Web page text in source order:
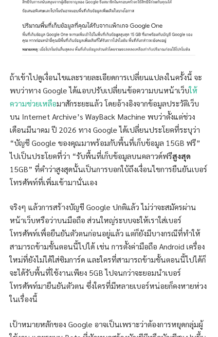
ถ้าเข้าไปดูเงื่อนไขและรายละเอียดการเปลี่ยนแปลงในครั้งนี้ จะ
พบว่าทาง Google ได้แอบปรับเปลี่ยนข้อความบนหน้าเว็บให้
ความช่วยเหลือมาสักระยะแล้ว โดยอ้างอิงจากข้อมูลประวัติเว็บ
บน Internet Archive’s WayBack Machine พบว่าตั้งแต่ช่วง
เดือนมีนาคม ปี 2026 ทาง Google ได้เปลี่ยนประโยคที่ระบุว่า
“บัญชี Google ของคุณมาพร้อมกับพื้นที่เก็บข้อมูล 15GB ฟรี”
ไปเป็นประโยคที่ว่า “รับพื้นที่เก็บข้อมูลบนคลาวด์ฟรีสูงสุด
15GB” ที่คำว่าสูงสุดนั้นเป็นการบอกใบ้ถึงเงื่อนไขการยืนยันเบอร์
โทรศัพท์ที่เพิ่มเข้ามานั่นเอง
จริงๆ แล้วการสร้างบัญชี Google ปกติแล้ว ไม่ว่าจะสมัครผ่าน
หน้าเว็บหรือว่าบนมือถือ ส่วนใหญ่ระบบจะให้เราใส่เบอร์
โทรศัพท์เพื่อยืนยันตัวตนก่อนอยู่แล้ว แต่ก็ยังมีบางกรณีที่ทำให้
สามารถข้ามขั้นตอนนี้ไปได้ เช่น การตั้งค่ามือถือ Android เครื่อง
ใหม่ที่ยังไม่ได้ใส่ซิมการ์ด และใครที่สามารถข้ามขั้นตอนนี้ไปได้ก็
จะได้รับพื้นที่ใช้งานเพียง 5GB ไปจนกว่าจะยอมนำเบอร์
โทรศัพท์มายืนยันตัวตน ซึ่งใครที่มีหลายเบอร์หน่อยก็คงหายห่วง
ในเรื่องนี้
เป้าหมายหลักของ Google อาจเป็นเพราะว่าต้องการหยุดกลุ่มผู้